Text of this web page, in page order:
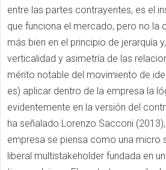
entre las partes contrayentes, es el
que funciona el mercado, pero no la
más bien en el principio de jerarquía
verticalidad y asimetría de las
mérito notable del movimiento de
es) aplicar dentro de la empresa la
evidentemente en la versión del
ha señalado Lorenzo Sacconi
empresa se piensa como una micro
liberal multistakeholder fundada en